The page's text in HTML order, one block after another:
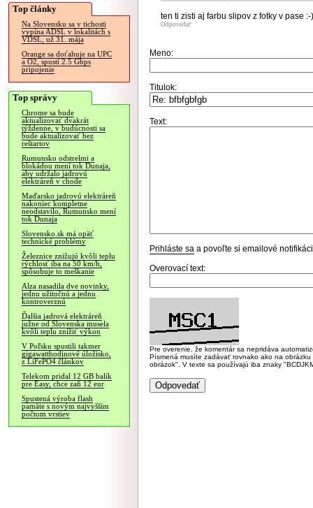
Top články
Na Slovensku sa v tichosti
vypína ADSL v lokalitách s
VDSL, už 31. mája
Orange sa doťahuje na UPC
a O2, spustí 2.5 Gbps
pripojenie
Top správy
Chrome sa bude
aktualizovať dvakrát
týždenne, v budúcnosti sa
bude aktualizovať bez
reštartov
Rumunsko odstrelmi a
blokádou mení tok Dunaja,
aby udržalo jadrovú
elektráreň v chode
Maďarsko jadrovú elektráreň
nakoniec kompletne
neodstavilo, Rumunsko mení
tok Dunaja
Slovensko.sk má opäť
technické problémy
Železnice znižujú kvôli teplu
rýchlosť iba na 50 km/h,
spôsobuje to meškanie
Alza nasadila dve novinky,
jednu užitočnú a jednu
kontroverznú
Ďalšia jadrová elektráreň
južne od Slovenska musela
kvôli teplu znížiť výkon
V Poľsku spustili takmer
gigawatthodinové úložisko,
z LiFePO4 článkov
Telekom pridal 12 GB balík
pre Easy, chce zaň 12 eur
Spustená výroba flash
pamäte s novým najvyšším
počtom vrstiev
ten ti zisti aj farbu slipov z fotky v pase :-)
Odpovedať
Meno:
Titulok:
Text:
Prihláste sa a povoľte si emailové
Overovací text:
Pre overenie, že komentár sa nepridáva
Písmená musíte zadávať rovnako ako na
obrázok". V texte sa používajú iba znaky